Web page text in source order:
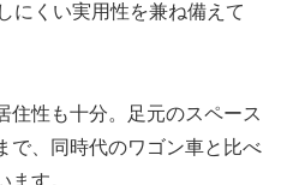
にくい実用性を兼ね備えて
住性も十分。足元のスペース
で、同時代のワゴン車と比べ
す。